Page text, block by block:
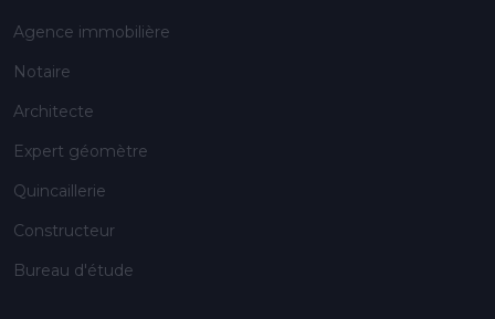
Agence immobilière
Notaire
Architecte
Expert géomètre
Quincaillerie
Constructeur
Bureau d'étude